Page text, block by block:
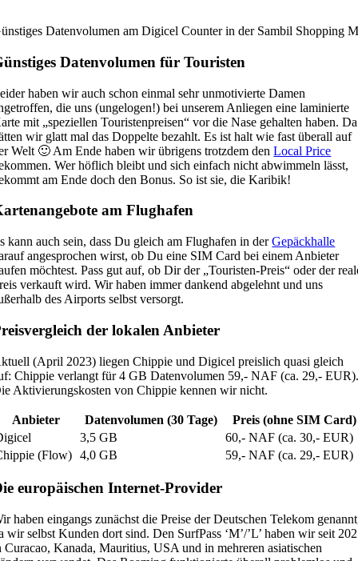
Datenvolumen am Digicel Counter in der Sambil Shopping
Datenvolumen für Touristen
haben wir auch schon einmal sehr unmotivierte Damen
die uns (ungelogen!) bei unserem Anliegen eine laminierte
mit „speziellen Touristenpreisen“ vor die Nase gehalten haben. Da
wir glatt mal das Doppelte bezahlt. Es ist halt wie fast überall auf
Welt 🙂 Am Ende haben wir übrigens trotzdem denLocal Price
Wer höflich bleibt und sich einfach nicht abwimmeln lässt,
am Ende doch den Bonus. So ist sie, die Karibik!
am Flughafen
kann auch sein, dass Du gleich am Flughafen in derGepäckhalle
angesprochen wirst, ob Du eine SIM Card bei einem Anbieter
möchtest. Pass gut auf, ob Dir der „Touristen-Preis“ oder der
verkauft wird. Wir haben immer dankend abgelehnt und uns
des Airports selbst versorgt.
der lokalen Anbieter
(April 2023) liegen Chippie und Digicel preislich quasi gleich
Chippie verlangt für 4 GB Datenvolumen 59,- NAF (ca. 29,-
Aktivierungskosten von Chippie kennen wir nicht.
Anbieter Datenvolumen (30 Tage)
Preis (ohne SIM Card)
3,5 GB
60,- NAF (ca. 30,- EUR)
(Flow)
4,0 GB 59,- NAF (ca. 29,- EUR)
europäischen Internet-Provider
haben eingangs zunächst die Preise der Deutschen Telekom
wir selbst Kunden dort sind. Den SurfPass ‘M’/’L’ haben wir seit
Curacao, Kanada, Mauritius, USA und in mehreren asiatischen